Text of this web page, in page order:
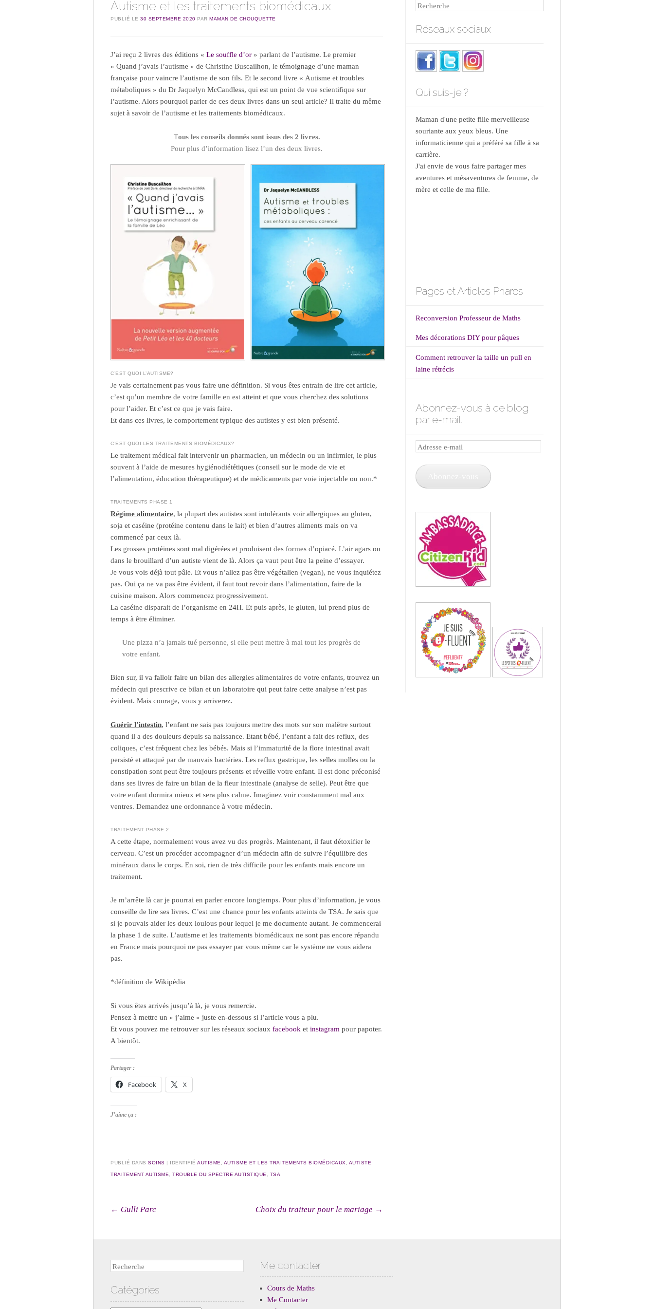
Autisme et les traitements biomédicaux
PUBLIÉ LE 30 SEPTEMBRE 2020 PAR MAMAN DE CHOUQUETTE
J’ai reçu 2 livres des éditions « Le souffle d’or » parlant de l’autisme. Le premier
« Quand j’avais l’autisme » de Christine Buscailhon, le témoignage d’une maman
française pour vaincre l’autisme de son fils. Et le second livre « Autisme et troubles
métaboliques » du Dr Jaquelyn McCandless, qui est un point de vue scientifique sur
l’autisme. Alors pourquoi parler de ces deux livres dans un seul article? Il traite du même
sujet à savoir de l’autisme et les traitements biomédicaux.
Tous les conseils donnés sont issus des 2 livres.
Pour plus d’information lisez l’un des deux livres.
C’EST QUOI L’AUTISME?
Je vais certainement pas vous faire une définition. Si vous êtes entrain de lire cet article,
c’est qu’un membre de votre famille en est atteint et que vous cherchez des solutions
pour l’aider. Et c’est ce que je vais faire.
Et dans ces livres, le comportement typique des autistes y est bien présenté.
C’EST QUOI LES TRAITEMENTS BIOMÉDICAUX?
Le traitement médical fait intervenir un pharmacien, un médecin ou un infirmier, le plus
souvent à l’aide de mesures hygiénodiététiques (conseil sur le mode de vie et
l’alimentation, éducation thérapeutique) et de médicaments par voie injectable ou non.*
TRAITEMENTS PHASE 1
Régime alimentaire, la plupart des autistes sont intolérants voir allergiques au gluten,
soja et caséine (protéine contenu dans le lait) et bien d’autres aliments mais on va
commencé par ceux là.
Les grosses protéines sont mal digérées et produisent des formes d’opiacé. L’air agars ou
dans le brouillard d’un autiste vient de là. Alors ça vaut peut être la peine d’essayer.
Je vous vois déjà tout pâle. Et vous n’allez pas être végétalien (vegan), ne vous inquiétez
pas. Oui ça ne va pas être évident, il faut tout revoir dans l’alimentation, faire de la
cuisine maison. Alors commencez progressivement.
La caséine disparait de l’organisme en 24H. Et puis après, le gluten, lui prend plus de
temps à être éliminer.
Une pizza n’a jamais tué personne, si elle peut mettre à mal tout les progrès de
votre enfant.
Bien sur, il va falloir faire un bilan des allergies alimentaires de votre enfants, trouvez un
médecin qui prescrive ce bilan et un laboratoire qui peut faire cette analyse n’est pas
évident. Mais courage, vous y arriverez.
Guérir l’intestin, l’enfant ne sais pas toujours mettre des mots sur son malêtre surtout
quand il a des douleurs depuis sa naissance. Etant bébé, l’enfant a fait des reflux, des
coliques, c’est fréquent chez les bébés. Mais si l’immaturité de la flore intestinal avait
persisté et attaqué par de mauvais bactéries. Les reflux gastrique, les selles molles ou la
constipation sont peut être toujours présents et réveille votre enfant. Il est donc préconisé
dans ses livres de faire un bilan de la fleur intestinale (analyse de selle). Peut être que
votre enfant dormira mieux et sera plus calme. Imaginez voir constamment mal aux
ventres. Demandez une ordonnance à votre médecin.
TRAITEMENT PHASE 2
A cette étape, normalement vous avez vu des progrès. Maintenant, il faut détoxifier le
cerveau. C’est un procéder accompagner d’un médecin afin de suivre l’équilibre des
minéraux dans le corps. En soi, rien de très difficile pour les enfants mais encore un
traitement.
Je m’arrête là car je pourrai en parler encore longtemps. Pour plus d’information, je vous
conseille de lire ses livres. C’est une chance pour les enfants atteints de TSA. Je sais que
si je pouvais aider les deux loulous pour lequel je me documente autant. Je commencerai
la phase 1 de suite. L’autisme et les traitements biomédicaux ne sont pas encore répandu
en France mais pourquoi ne pas essayer par vous même car le système ne vous aidera
pas.
*définition de Wikipédia
Si vous êtes arrivés jusqu’à là, je vous remercie.
Pensez à mettre un « j’aime » juste en-dessous si l’article vous a plu.
Et vous pouvez me retrouver sur les réseaux sociaux facebook et instagram pour papoter.
A bientôt.
Partager :
Facebook X
J’aime ça :
PUBLIÉ DANS SOINS | IDENTIFIÉ AUTISME AUTISME ET LES TRAITEMENTS BIOMÉDICAUX AUTISTE
TRAITEMENT AUTISME TROUBLE DU SPECTRE AUTISTIQUE TSA
Navigation des articles
← Gulli Parc Choix du traiteur pour le mariage →
Recherche
Réseaux sociaux
Qui suis-je ?
Maman d'une petite fille merveilleuse
souriante aux yeux bleus. Une
informaticienne qui a préféré sa fille à sa
carrière.
J'ai envie de vous faire partager mes
aventures et mésaventures de femme, de
mère et celle de ma fille.
Pages et Articles Phares
Reconversion Professeur de Maths
Mes décorations DIY pour pâques
Comment retrouver la taille un pull en
laine rétrécis
Abonnez-vous à ce blog
par e-mail.
Adresse
mail
Recherche
Catégories
Me contacter
Cours de Maths
Me Contacter